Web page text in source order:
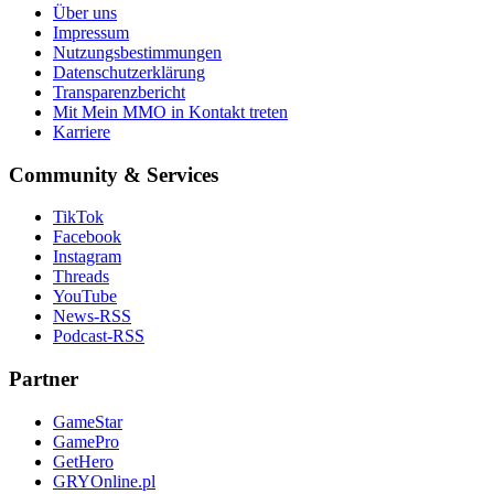
Über uns
Impressum
Nutzungsbestimmungen
Datenschutzerklärung
Transparenzbericht
Mit Mein MMO in Kontakt treten
Karriere
Community & Services
TikTok
Facebook
Instagram
Threads
YouTube
News-RSS
Podcast-RSS
Partner
GameStar
GamePro
GetHero
GRYOnline.pl